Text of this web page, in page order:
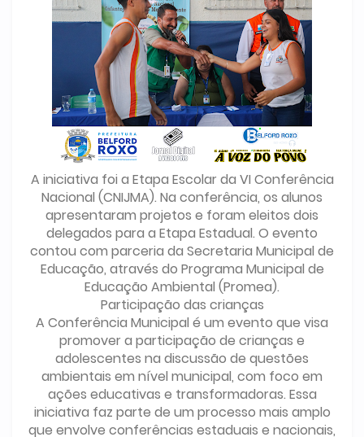
A iniciativa foi a Etapa Escolar da VI Conferência
Nacional (CNIJMA). Na conferência, os alunos
apresentaram projetos e foram eleitos dois
delegados para a Etapa Estadual. O evento
contou com parceria da Secretaria Municipal de
Educação, através do Programa Municipal de
Educação Ambiental (Promea).
Participação das crianças
A Conferência Municipal é um evento que visa
promover a participação de crianças e
adolescentes na discussão de questões
ambientais em nível municipal, com foco em
ações educativas e transformadoras. Essa
iniciativa faz parte de um processo mais amplo
que envolve conferências estaduais e nacionais,